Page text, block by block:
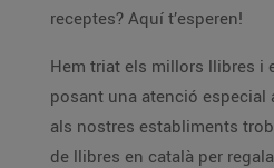
receptes? Aquí t’esperen!
Hem triat els millors llibres i
posant una atenció especial
als nostres establiments
de llibres en català per